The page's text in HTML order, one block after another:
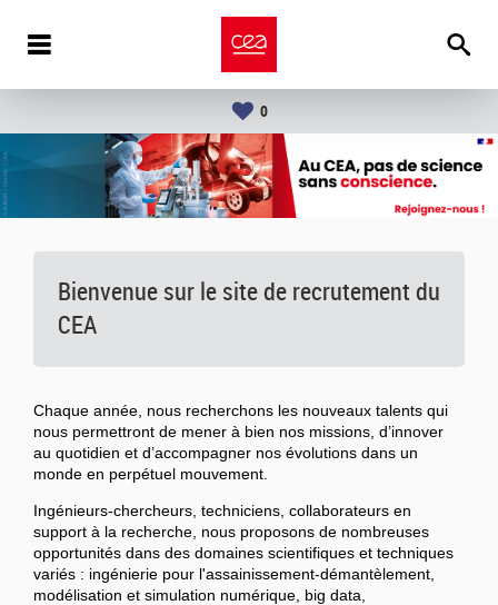
0
Bienvenue sur le site de recrutement du
CEA
Chaque année, nous recherchons les nouveaux talents qui
nous permettront de mener à bien nos missions, d’innover
au quotidien et d’accompagner nos évolutions dans un
monde en perpétuel mouvement.
Ingénieurs-chercheurs, techniciens, collaborateurs en
support à la recherche, nous proposons de nombreuses
opportunités dans des domaines scientifiques et techniques
variés : ingénierie pour l'assainissement-démantèlement,
modélisation et simulation numérique, big data,